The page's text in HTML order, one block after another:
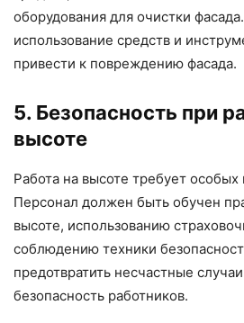
оборудования для очистки
использование средств и
привести к повреждению фасада.
5. Безопасность при
высоте
Работа на высоте требует
Персонал должен быть обучен
высоте, использованию
соблюдению техники
предотвратить несчастные
безопасность работников.